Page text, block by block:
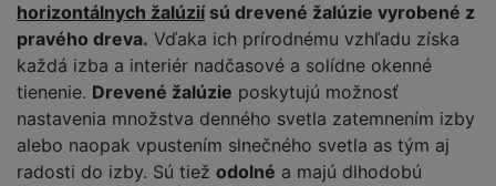
horizontálnych žalúziísú drevené žalúzie vyrobené z
pravého dreva. Vďaka ich prírodnému vzhľadu získa
každá izba a interiér nadčasové a solídne okenné
tienenie. Drevené žalúzie poskytujú možnosť
nastavenia množstva denného svetla zatemnením izby
alebo naopak vpustením slnečného svetla as tým aj
radosti do izby. Sú tiež odolné a majú dlhodobú